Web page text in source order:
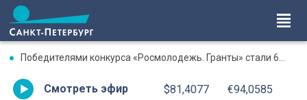
Победителями конкурса «Росмолодежь. Гранты» стали 67 молодежных проектов из Петербурга
Смотреть эфир $81,4077 €94,0585